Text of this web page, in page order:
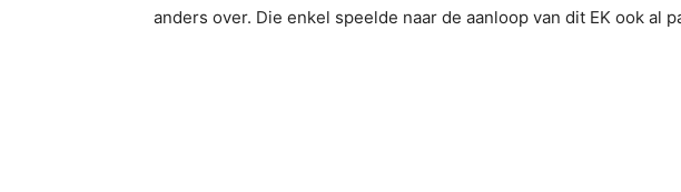
anders over. Die enkel speelde naar de aanloop van dit EK ook al